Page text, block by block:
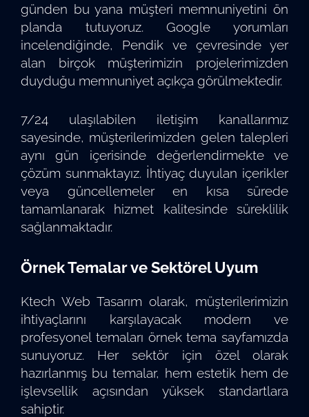
günden bu yana müşteri memnuniyetini ön
planda tutuyoruz. Google yorumları
incelendiğinde, Pendik ve çevresinde yer
alan birçok müşterimizin projelerimizden
duyduğu memnuniyet açıkça görülmektedir.
7/24 ulaşılabilen iletişim kanallarımız
sayesinde, müşterilerimizden gelen talepleri
aynı gün içerisinde değerlendirmekte ve
çözüm sunmaktayız. İhtiyaç duyulan içerikler
veya güncellemeler en kısa sürede
tamamlanarak hizmet kalitesinde süreklilik
sağlanmaktadır.
Örnek Temalar ve Sektörel Uyum
Ktech Web Tasarım olarak, müşterilerimizin
ihtiyaçlarını karşılayacak modern ve
profesyonel temaları örnek tema sayfamızda
sunuyoruz. Her sektör için özel olarak
hazırlanmış bu temalar, hem estetik hem de
işlevsellik açısından yüksek standartlara
sahiptir.